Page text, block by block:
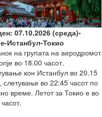
07.10.2026 (среда)-
Истанбул-Токио
на групата на аеродромот
во 18.00 часот.
кон Истанбул во 20.15
слетување во 22:45 часот по
време. Летот за Токио е во